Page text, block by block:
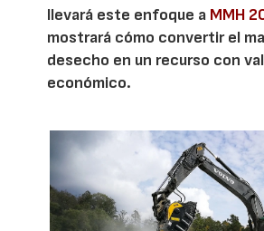
llevará este enfoque a MMH
mostrará cómo convertir el
desecho en un recurso con
económico.